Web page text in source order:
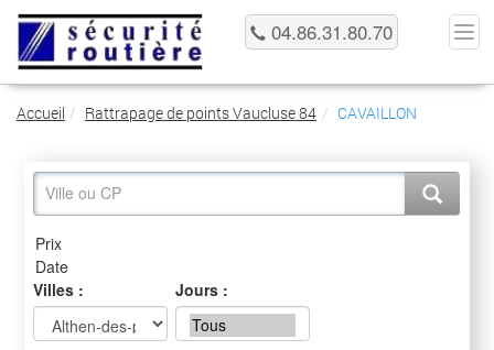
04.86.31.80.70
Accueil Rattrapage de points Vaucluse 84 CAVAILLON
Villes : Jours :